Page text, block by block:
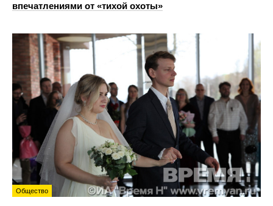
впечатлениями от «тихой охоты»
Общество